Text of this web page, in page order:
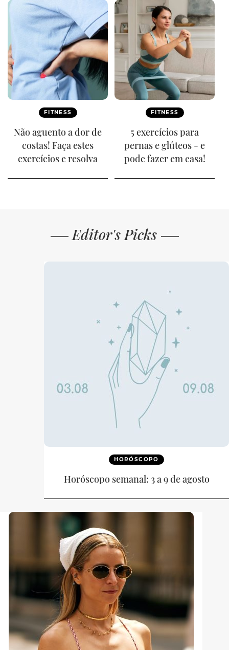
FITNESS
Não aguento a dor de
costas! Faça estes
exercícios e resolva
FITNESS
5 exercícios para
pernas e glúteos - e
pode fazer em casa!
Editor's Picks
HORÓSCOPO
Horóscopo semanal: 3 a 9 de agosto